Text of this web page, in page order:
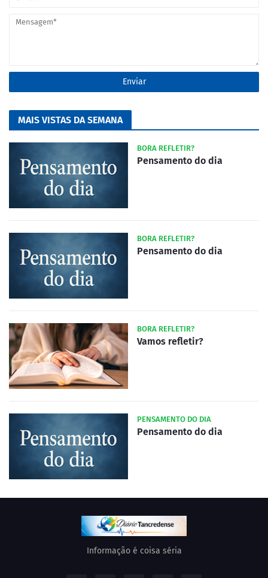
MAIS VISTAS DA SEMANA
BORA REFLETIR?
Pensamento do dia
BORA REFLETIR?
Pensamento do dia
BORA REFLETIR?
Vamos refletir?
PENSAMENTO DO DIA
Pensamento do dia
Informação é coisa séria